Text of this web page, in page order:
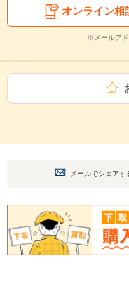
オンライン相
※メールアド
メールでシェアす